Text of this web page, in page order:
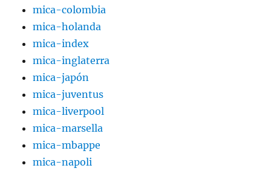
mica-colombia
mica-holanda
mica-index
mica-inglaterra
mica-japón
mica-juventus
mica-liverpool
mica-marsella
mica-mbappe
mica-napoli